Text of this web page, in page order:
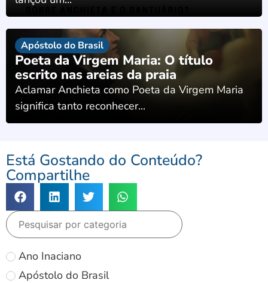
Apóstolo do Brasil
Poeta da Virgem Maria: O título
escrito nas areias da praia
Aclamar Anchieta como Poeta da Virgem Maria
significa tanto reconhecer...
Está Gostando do Conteúdo?
Compartilhe
Ano Inaciano
Apóstolo do Brasil